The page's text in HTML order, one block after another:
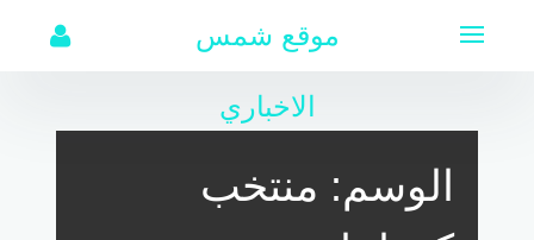
موقع شمس
الاخباري
الوسم: منتخب